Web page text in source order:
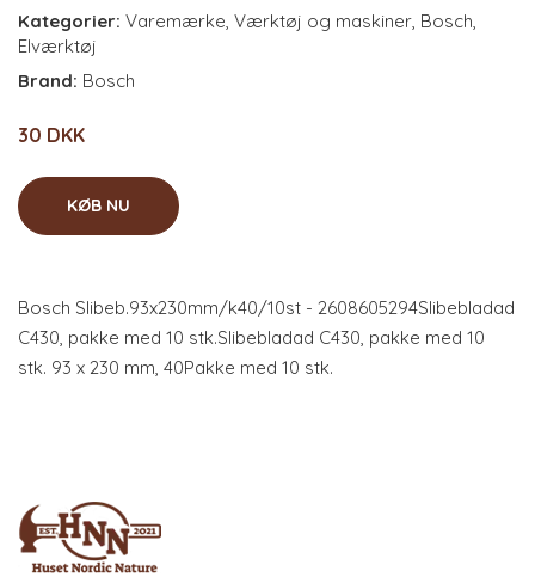
Kategorier: Varemærke, Værktøj og maskiner, Bosch,
Elværktøj
Brand: Bosch
30 DKK
KØB NU
Bosch Slibeb.93x230mm/k40/10st - 2608605294Slibebladad
C430, pakke med 10 stk.Slibebladad C430, pakke med 10
stk. 93 x 230 mm, 40Pakke med 10 stk.